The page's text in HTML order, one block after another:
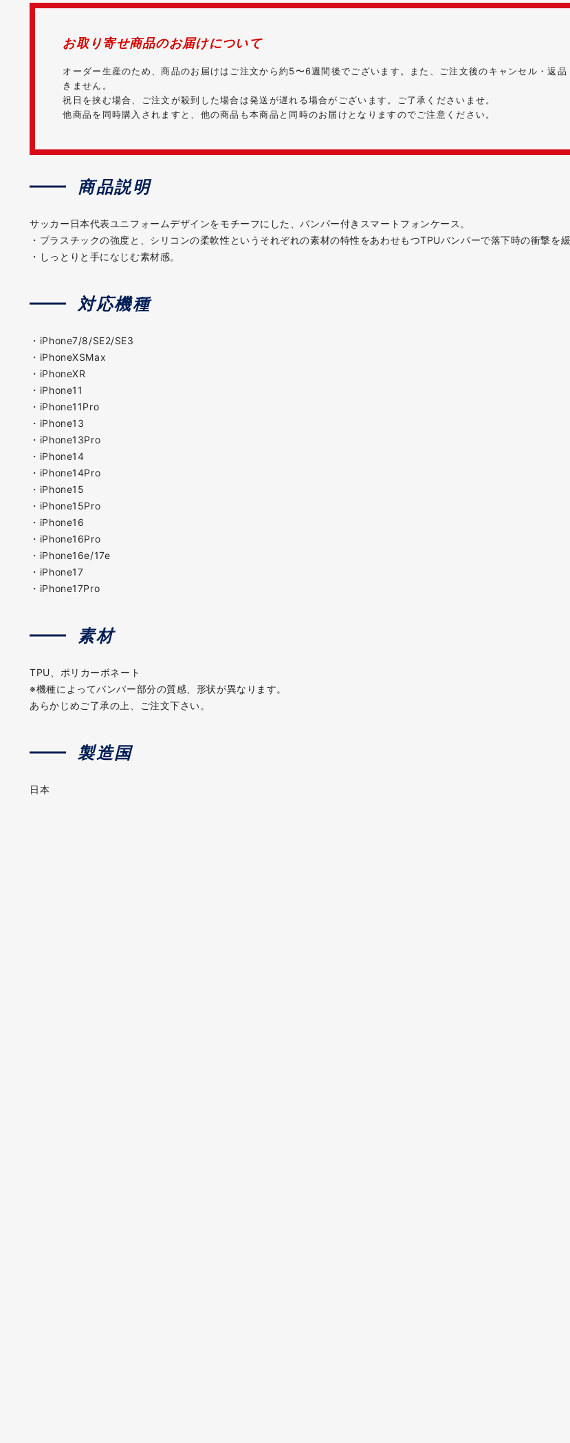
お取り寄せ商品のお届けについて
オーダー生産のため、商品のお届けはご注文から約5〜6週間後でございます。また、ご注文後のキャンセル・返
きません。
祝日を挟む場合、ご注文が殺到した場合は発送が遅れる場合がございます。ご了承くださいませ。
他商品を同時購入されますと、他の商品も本商品と同時のお届けとなりますのでご注意ください。
商品説明
サッカー日本代表ユニフォームデザインをモチーフにした、バンパー付きスマートフォンケース。
・プラスチックの強度と、シリコンの柔軟性というそれぞれの素材の特性をあわせもつTPUバンパーで落下時の衝撃を緩
・しっとりと手になじむ素材感。
対応機種
・iPhone7/8/SE2/SE3
・iPhoneXSMax
・iPhoneXR
・iPhone11
・iPhone11Pro
・iPhone13
・iPhone13Pro
・iPhone14
・iPhone14Pro
・iPhone15
・iPhone15Pro
・iPhone16
・iPhone16Pro
・iPhone16e/17e
・iPhone17
・iPhone17Pro
素材
TPU、ポリカーボネート
※機種によってバンパー部分の質感、形状が異なります。
あらかじめご了承の上、ご注文下さい。
製造国
日本